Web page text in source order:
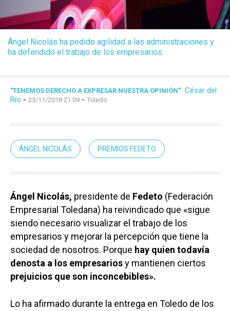
Ángel Nicolás ha pedido agilidad a las administraciones y
ha defendido el trabajo de los empresarios.
"TENEMOS DERECHO A EXPRESAR NUESTRA OPINIÓN" César del
Río - 23/11/2018 21:09 - Toledo
ÁNGEL NICOLÁS PREMIOS FEDETO
Ángel Nicolás, presidente de Fedeto (Federación
Empresarial Toledana) ha reivindicado que «sigue
siendo necesario visualizar el trabajo de los
empresarios y mejorar la percepción que tiene la
sociedad de nosotros. Porque hay quien todavía
denosta a los empresariosy mantienen ciertos
prejuicios que son inconcebibles».
Lo ha afirmado durante la entrega en Toledo de los